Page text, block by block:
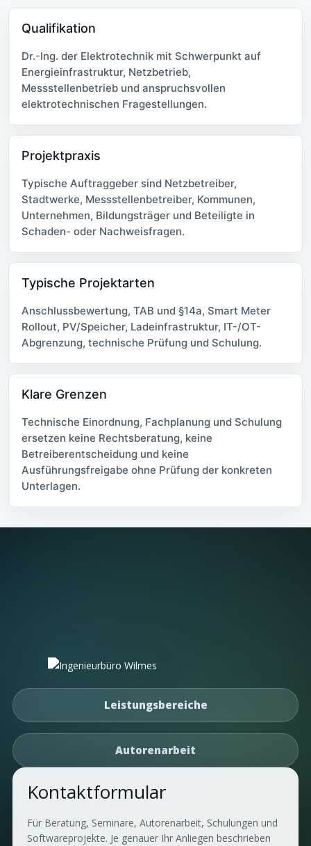
Qualifikation
Dr.-Ing. der Elektrotechnik mit Schwerpunkt auf
Energieinfrastruktur, Netzbetrieb,
Messstellenbetrieb und anspruchsvollen
elektrotechnischen Fragestellungen.
Projektpraxis
Typische Auftraggeber sind Netzbetreiber,
Stadtwerke, Messstellenbetreiber, Kommunen,
Unternehmen, Bildungsträger und Beteiligte in
Schaden- oder Nachweisfragen.
Typische Projektarten
Anschlussbewertung, TAB und §14a, Smart Meter
Rollout, PV/Speicher, Ladeinfrastruktur, IT-/OT-
Abgrenzung, technische Prüfung und Schulung.
Klare Grenzen
Technische Einordnung, Fachplanung und Schulung
ersetzen keine Rechtsberatung, keine
Betreiberentscheidung und keine
Ausführungsfreigabe ohne Prüfung der konkreten
Unterlagen.
Leistungsbereiche
Autorenarbeit
Kontaktformular
Für Beratung, Seminare, Autorenarbeit, Schulungen und
Softwareprojekte. Je genauer Ihr Anliegen beschrieben